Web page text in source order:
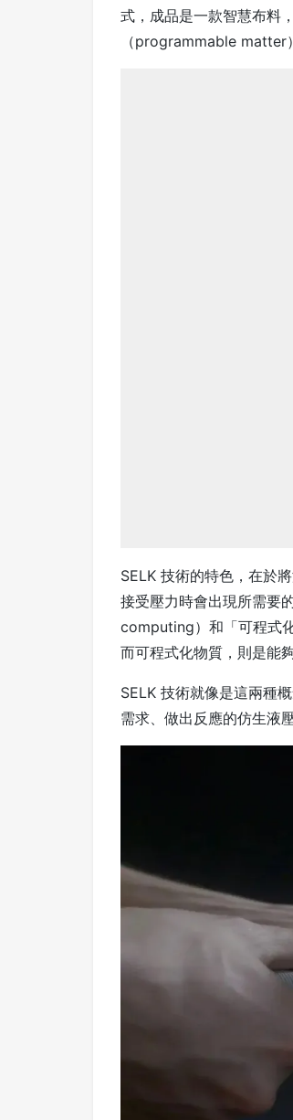
式，成品是一款智慧布料
（programmable matter
SELK 技術的特色，在於
接受壓力時會出現所需要
computing）和「可程式
而可程式化物質，則是能
SELK 技術就像是這兩種
需求、做出反應的仿生液壓